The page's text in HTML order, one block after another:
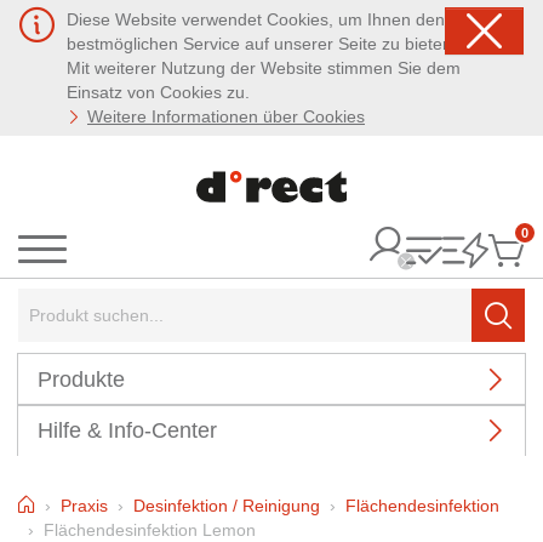
Diese Website verwendet Cookies, um Ihnen den
bestmöglichen Service auf unserer Seite zu bieten.
Mit weiterer Nutzung der Website stimmen Sie dem
Einsatz von Cookies zu.
Weitere Informationen über Cookies
Menü
0
Produkte
Hilfe & Info-Center
HomePraxis Desinfektion / Reinigung
Flächendesinfektion
Flächendesinfektion Lemon